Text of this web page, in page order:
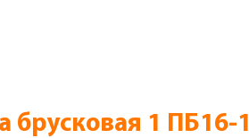
брусковая 1 ПБ16-1